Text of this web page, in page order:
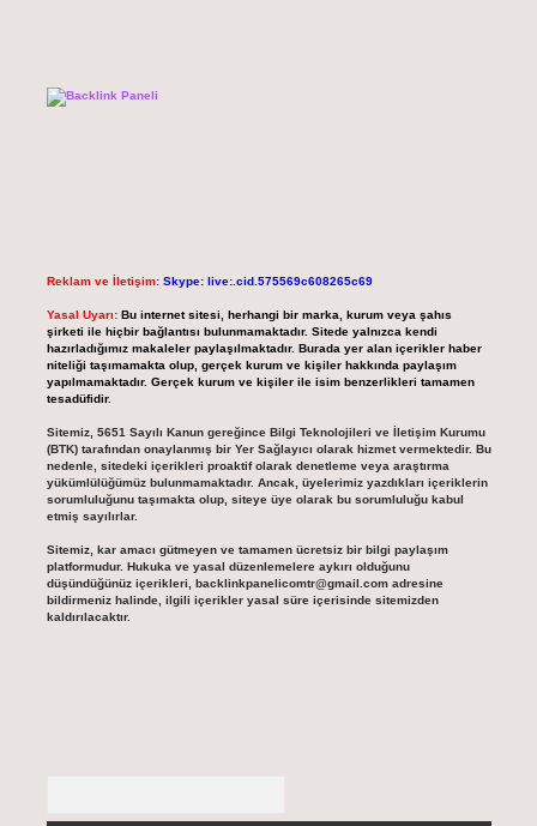
Reklam ve İletişim: Skype: live:.cid.575569c608265c69
Yasal Uyarı: Bu internet sitesi, herhangi bir marka, kurum veya şahıs
şirketi ile hiçbir bağlantısı bulunmamaktadır. Sitede yalnızca kendi
hazırladığımız makaleler paylaşılmaktadır. Burada yer alan içerikler haber
niteliği taşımamakta olup, gerçek kurum ve kişiler hakkında paylaşım
yapılmamaktadır. Gerçek kurum ve kişiler ile isim benzerlikleri tamamen
tesadüfidir.
Sitemiz, 5651 Sayılı Kanun gereğince Bilgi Teknolojileri ve İletişim Kurumu
(BTK) tarafından onaylanmış bir Yer Sağlayıcı olarak hizmet vermektedir. Bu
nedenle, sitedeki içerikleri proaktif olarak denetleme veya araştırma
yükümlülüğümüz bulunmamaktadır. Ancak, üyelerimiz yazdıkları içeriklerin
sorumluluğunu taşımakta olup, siteye üye olarak bu sorumluluğu kabul
etmiş sayılırlar.
Sitemiz, kar amacı gütmeyen ve tamamen ücretsiz bir bilgi paylaşım
platformudur. Hukuka ve yasal düzenlemelere aykırı olduğunu
düşündüğünüz içerikleri, backlinkpanelicomtr@gmail.comadresine
bildirmeniz halinde, ilgili içerikler yasal süre içerisinde sitemizden
kaldırılacaktır.